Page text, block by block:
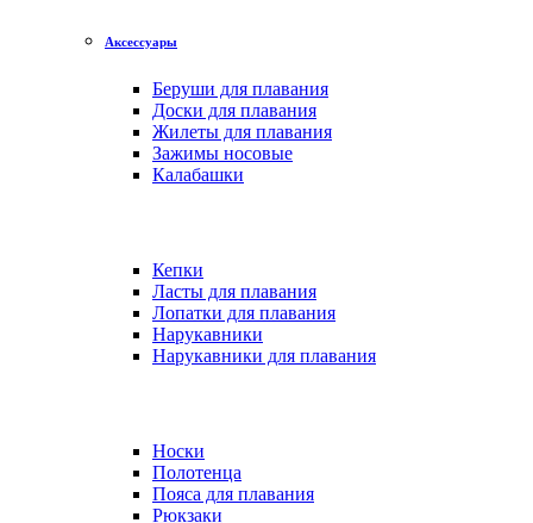
Аксессуары
Беруши для плавания
Доски для плавания
Жилеты для плавания
Зажимы носовые
Калабашки
Кепки
Ласты для плавания
Лопатки для плавания
Нарукавники
Нарукавники для плавания
Носки
Полотенца
Пояса для плавания
Рюкзаки